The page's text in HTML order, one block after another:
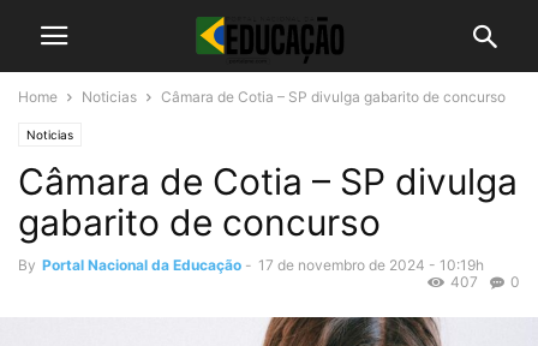
Home Noticias Câmara de Cotia – SP divulga gabarito de concurso
Noticias
Câmara de Cotia – SP divulga
gabarito de concurso
By Portal Nacional da Educação - 17 de novembro de 2024 - 10:19h
0
407